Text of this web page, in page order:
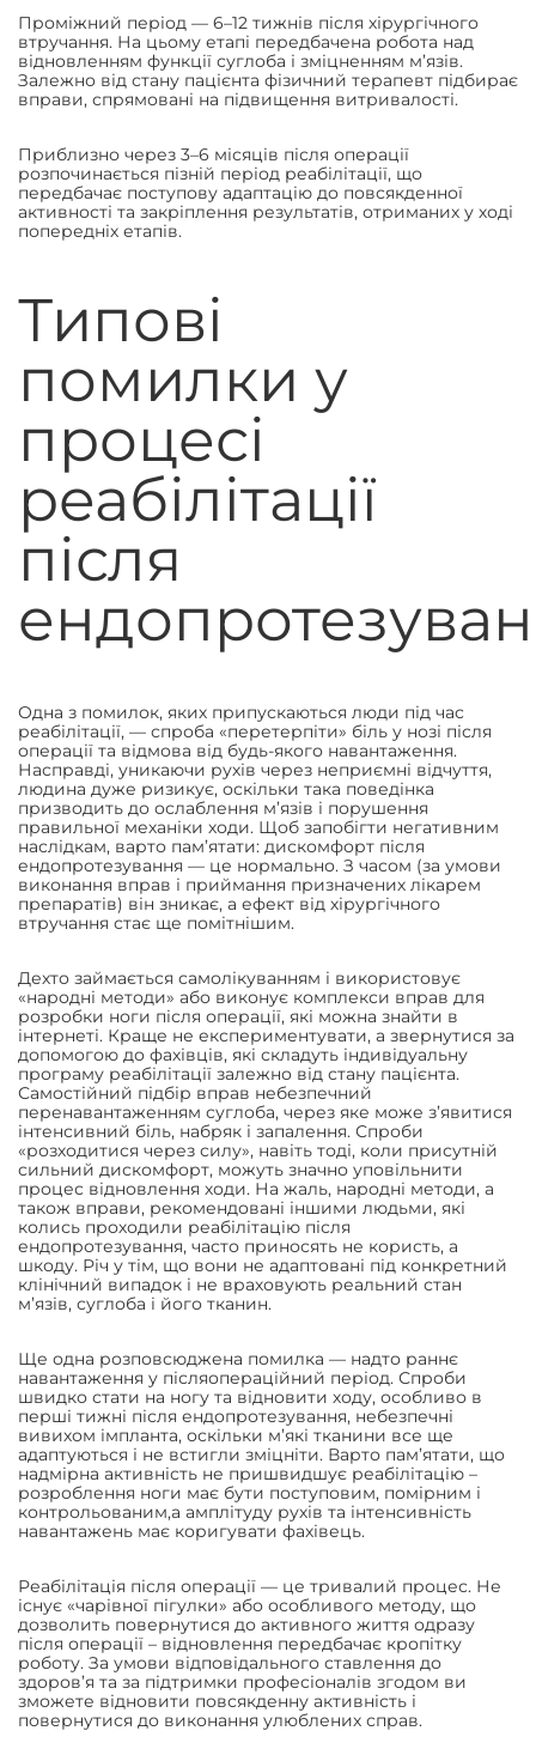
Проміжний період — 6–12 тижнів після хірургічного
втручання. На цьому етапі передбачена робота над
відновленням функції суглоба і зміцненням м’язів.
Залежно від стану пацієнта фізичний терапевт підбирає
вправи, спрямовані на підвищення витривалості.
Приблизно через 3–6 місяців після операції
розпочинається пізній період реабілітації, що
передбачає поступову адаптацію до повсякденної
активності та закріплення результатів, отриманих у ході
попередніх етапів.
Типові
помилки у
процесі
реабілітації
після
Одна з помилок, яких припускаються люди під час
реабілітації, — спроба «перетерпіти» біль у нозі після
операції та відмова від будь-якого навантаження.
Насправді, уникаючи рухів через неприємні відчуття,
людина дуже ризикує, оскільки така поведінка
призводить до ослаблення м’язів і порушення
правильної механіки ходи. Щоб запобігти негативним
наслідкам, варто пам’ятати: дискомфорт після
ендопротезування — це нормально. З часом (за умови
виконання вправ і приймання призначених лікарем
препаратів) він зникає, а ефект від хірургічного
втручання стає ще помітнішим.
Дехто займається самолікуванням і використовує
«народні методи» або виконує комплекси вправ для
розробки ноги після операції, які можна знайти в
інтернеті. Краще не експериментувати, а звернутися за
допомогою до фахівців, які складуть індивідуальну
програму реабілітації залежно від стану пацієнта.
Самостійний підбір вправ небезпечний
перенавантаженням суглоба, через яке може з’явитися
інтенсивний біль, набряк і запалення. Спроби
«розходитися через силу», навіть тоді, коли присутній
сильний дискомфорт, можуть значно уповільнити
процес відновлення ходи. На жаль, народні методи, а
також вправи, рекомендовані іншими людьми, які
колись проходили реабілітацію після
ендопротезування, часто приносять не користь, а
шкоду. Річ у тім, що вони не адаптовані під конкретний
клінічний випадок і не враховують реальний стан
м’язів, суглоба і його тканин.
Ще одна розповсюджена помилка — надто раннє
навантаження у післяопераційний період. Спроби
швидко стати на ногу та відновити ходу, особливо в
перші тижні після ендопротезування, небезпечні
вивихом імпланта, оскільки м’які тканини все ще
адаптуються і не встигли зміцніти. Варто пам’ятати, що
надмірна активність не пришвидшує реабілітацію –
розроблення ноги має бути поступовим, помірним і
контрольованим,а амплітуду рухів та інтенсивність
навантажень має коригувати фахівець.
Реабілітація після операції — це тривалий процес. Не
існує «чарівної пігулки» або особливого методу, що
дозволить повернутися до активного життя одразу
після операції – відновлення передбачає кропітку
роботу. За умови відповідального ставлення до
здоров’я та за підтримки професіоналів згодом ви
зможете відновити повсякденну активність і
повернутися до виконання улюблених справ.